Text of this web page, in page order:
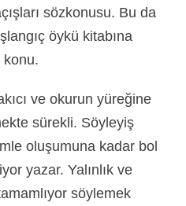
sözkonusu. Bu da
öykü kitabına
konu.
ve okurun yüreğine
sürekli. Söyleyiş
oluşumuna kadar bol
yazar. Yalınlık ve
söylemek